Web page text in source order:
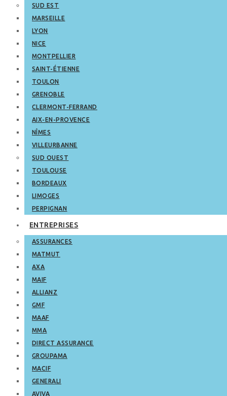
SUD EST
MARSEILLE
LYON
NICE
MONTPELLIER
SAINT-ÉTIENNE
TOULON
GRENOBLE
CLERMONT-FERRAND
AIX-EN-PROVENCE
NÎMES
VILLEURBANNE
SUD OUEST
TOULOUSE
BORDEAUX
LIMOGES
PERPIGNAN
ENTREPRISES
ASSURANCES
MATMUT
AXA
MAIF
ALLIANZ
GMF
MAAF
MMA
DIRECT ASSURANCE
GROUPAMA
MACIF
GENERALI
AVIVA